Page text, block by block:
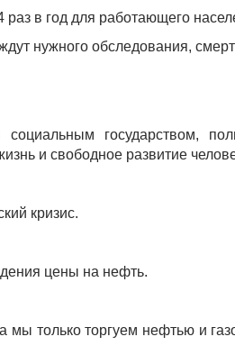
в год для работающего
нужного обследования,
государством,
и свободное развитие
кризис.
цены на нефть.
мы только торгуем нефтью и